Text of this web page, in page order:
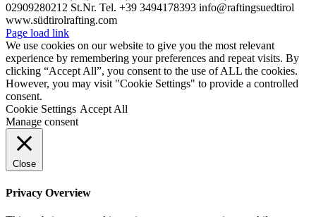
02909280212 St.Nr. Tel. +39 3494178393 info@raftingsuedtirol
www.südtirolrafting.com
Page load link
We use cookies on our website to give you the most relevant
experience by remembering your preferences and repeat visits. By
clicking “Accept All”, you consent to the use of ALL the cookies.
However, you may visit "Cookie Settings" to provide a controlled
consent.
Cookie Settings Accept All
Manage consent
Close
Privacy Overview